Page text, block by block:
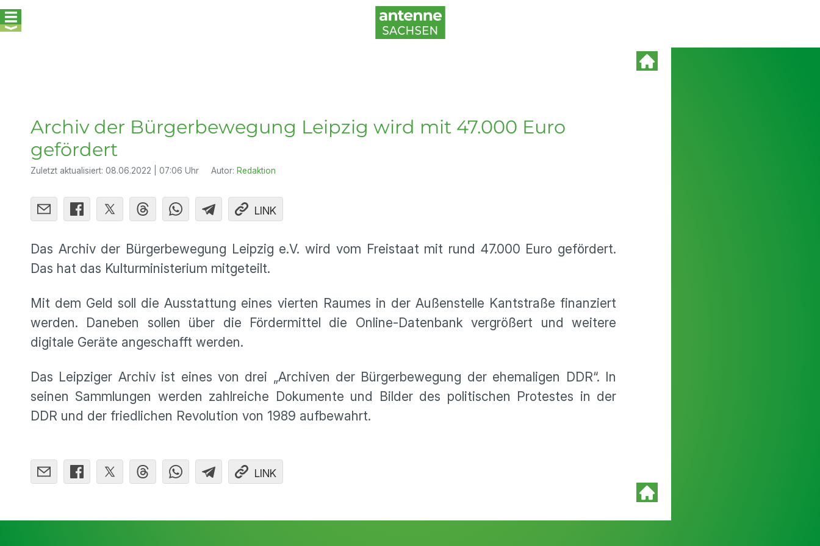
Archiv der Bürgerbewegung Leipzig wird mit 47.000 Euro
gefördert
Zuletzt aktualisiert: 08.06.2022 | 07:06 Uhr Autor: Redaktion
LINK
Das Archiv der Bürgerbewegung Leipzig e.V. wird vom Freistaat mit rund 47.000 Euro gefördert.
Das hat das Kulturministerium mitgeteilt.
Mit dem Geld soll die Ausstattung eines vierten Raumes in der Außenstelle Kantstraße finanziert
werden. Daneben sollen über die Fördermittel die Online-Datenbank vergrößert und weitere
digitale Geräte angeschafft werden.
Das Leipziger Archiv ist eines von drei „Archiven der Bürgerbewegung der ehemaligen DDR“. In
seinen Sammlungen werden zahlreiche Dokumente und Bilder des politischen Protestes in der
DDR und der friedlichen Revolution von 1989 aufbewahrt.
LINK